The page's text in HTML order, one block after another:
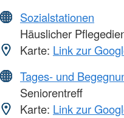
Sozialstationen
Häuslicher
Karte: Link zur
Tages- und
Seniorentreff
Karte: Link zur